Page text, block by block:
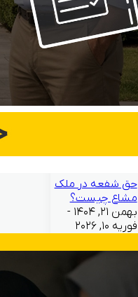
حق شفعه در ملک
مشاع چیست؟
بهمن ۲۱, ۱۴۰۴ -
فوریه ۱۰, ۲۰۲۶